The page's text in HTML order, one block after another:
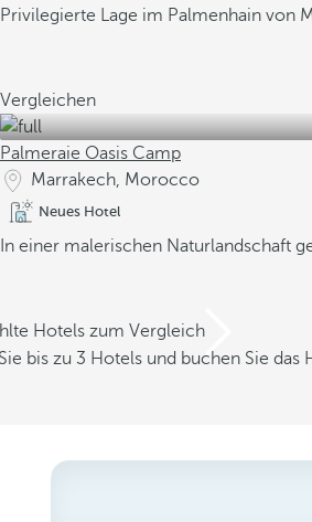
Privilegierte Lage im Palmenhain von
Vergleichen
Palmeraie Oasis Camp
Marrakech, Morocco
Neues Hotel
In einer malerischen Naturlandschaft
Hotels zum Vergleich
bis zu 3 Hotels und buchen Sie